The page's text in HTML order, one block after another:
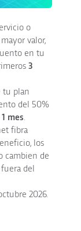
o
valor,
en tu
3
tu plan
del 50%
1 mes
fibra
los
cambien de
del
2026.